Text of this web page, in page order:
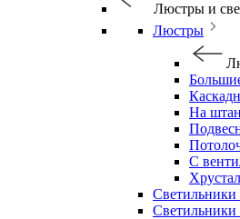
Люстры и
Люстры
На
С
Светильники